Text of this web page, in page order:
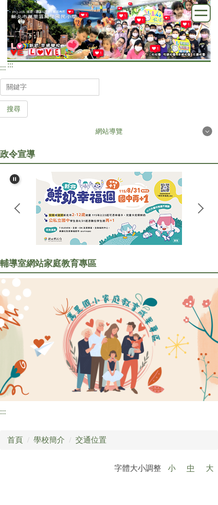
跳
到
主
要
內
容
區
:::
:::
搜尋
網站導覽
學校簡介
行政處室
訊息公告
研習訊息
圖書資訊
校園食材登錄平臺
政令宣導
輔導室網站家庭教育專區
:::
首頁 學校簡介 交通位置
字體大小調整 小 中 大